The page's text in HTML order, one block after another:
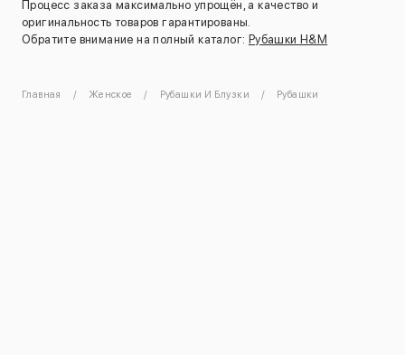
Процесс заказа максимально упрощён, а качество и
оригинальность товаров гарантированы.
Обратите внимание на полный каталог: Рубашки H&M
Главная Женское Рубашки И Блузки Рубашки